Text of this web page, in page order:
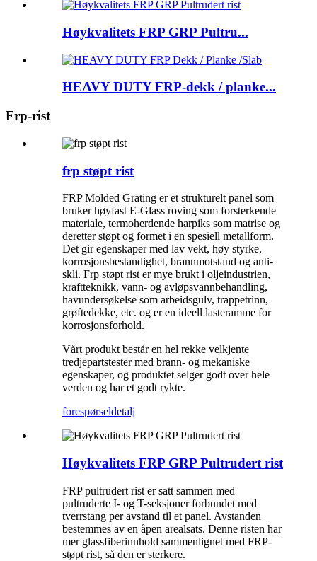
Høykvalitets FRP GRP Pultru...
HEAVY DUTY FRP-dekk / planke...
Frp-rist
frp støpt rist
FRP Molded Grating er et strukturelt panel som
bruker høyfast E-Glass roving som forsterkende
materiale, termoherdende harpiks som matrise og
deretter støpt og formet i en spesiell metallform.
Det gir egenskaper med lav vekt, høy styrke,
korrosjonsbestandighet, brannmotstand og anti-
skli. Frp støpt rist er mye brukt i oljeindustrien,
kraftteknikk, vann- og avløpsvannbehandling,
havundersøkelse som arbeidsgulv, trappetrinn,
grøftedekke, etc. og er en ideell lasteramme for
korrosjonsforhold.
Vårt produkt består en hel rekke velkjente
tredjepartstester med brann- og mekaniske
egenskaper, og produktet selger godt over hele
verden og har et godt rykte.
forespørseldetalj
Høykvalitets FRP GRP Pultrudert rist
FRP pultrudert rist er satt sammen med
pultruderte I- og T-seksjoner forbundet med
tverrstang per avstand til et panel. Avstanden
bestemmes av en åpen arealsats. Denne risten har
mer glassfiberinnhold sammenlignet med FRP-
støpt rist, så den er sterkere.